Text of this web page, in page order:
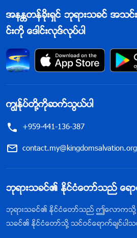
အနႏၲတန္ခိုးရွင္ ဘုရားသခင္ အသ
င္းကို ေဒါင္းလုဒ္လုပ္ပါ
ကြၽန္ုပ္တို႔ကိုဆက္သြယ္ပါ
+959-441-136-387
contact.my@kingdomsalvation.org
ဘုရားသခင္၏ ႏိုင္ငံေတာ္သည္ ေရာ
ဘုရားသခင္၏ ႏိုင္ငံေတာ္သည္ ဤေလာကသို႔ ေ
သခင္၏ ႏိုင္ငံေတာ္သို႔ သင္ဝင္ေရာက္ခ်င္ပါသ